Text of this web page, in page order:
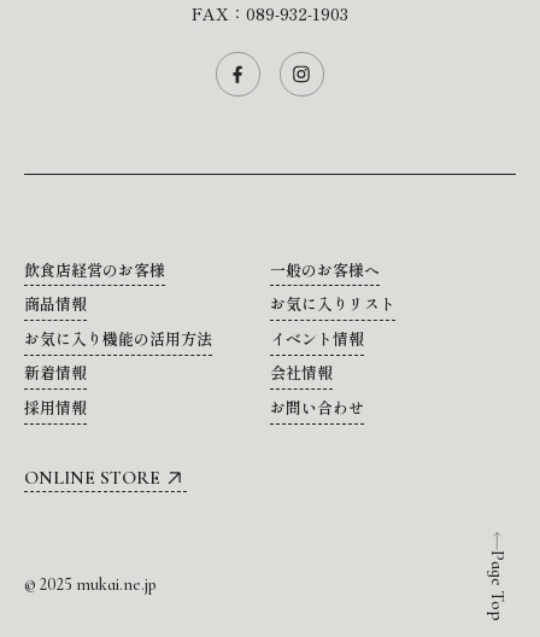
Page Top
FAX：089-932-1903
飲食店経営のお客様
一般のお客様へ
商品情報
お気に入りリスト
お気に入り機能の活用方法
イベント情報
新着情報
会社情報
採用情報
お問い合わせ
ONLINE STORE
© 2025 mukai.ne.jp